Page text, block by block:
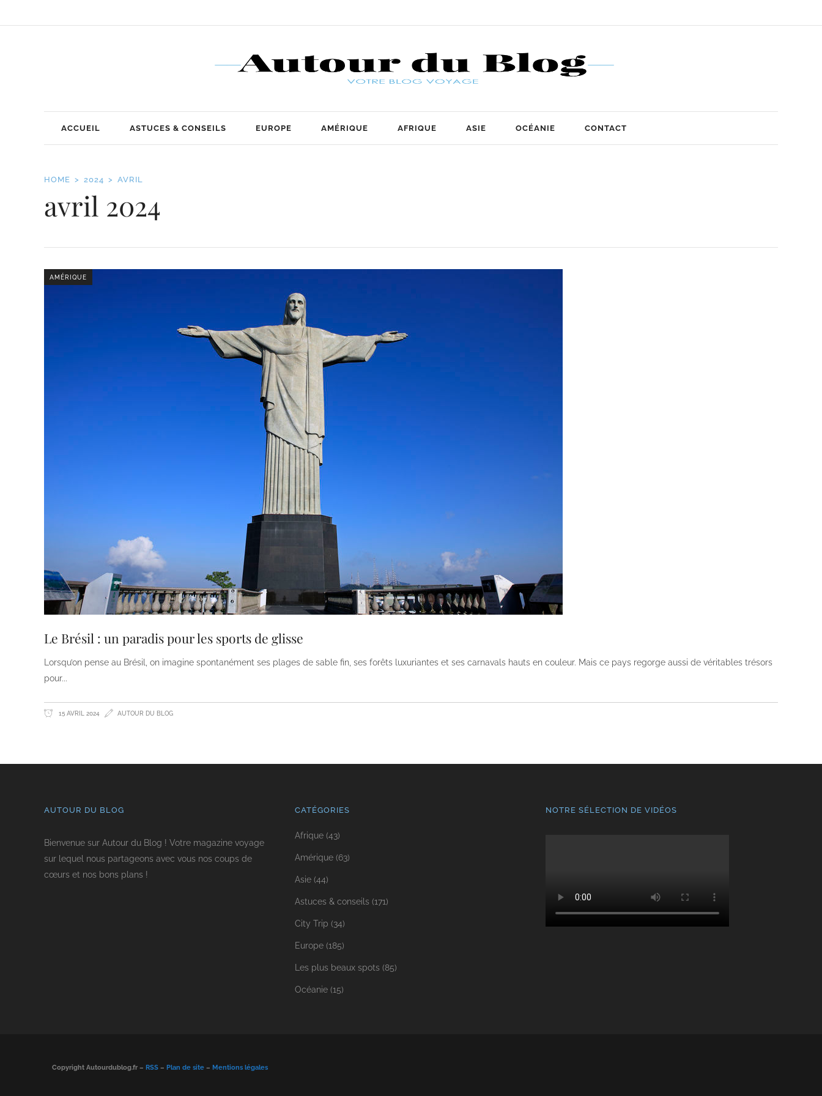
ACCUEIL ASTUCES & CONSEILS EUROPE AMÉRIQUE AFRIQUE ASIE OCÉANIE CONTACT
HOME 2024 AVRIL
avril 2024
AMÉRIQUE
Le Brésil : un paradis pour les sports de glisse
Lorsqu’on pense au Brésil, on imagine spontanément ses plages de sable fin, ses forêts luxuriantes et ses carnavals hauts en couleur. Mais ce pays regorge aussi de véritables trésors
pour
15 AVRIL 2024 AUTOUR DU BLOG
AUTOUR DU BLOG
Bienvenue sur Autour du Blog ! Votre magazine voyage
sur lequel nous partageons avec vous nos coups de
cœurs et nos bons plans !
CATÉGORIES
Afrique(43)
Amérique(63)
Asie(44)
Astuces & conseils (171)
City Trip (34)
Europe(185)
Les plus beaux spots (85)
Océanie(15)
NOTRE SÉLECTION DE VIDÉOS
Copyright Autourdublog.fr –RSS –Plan de site –Mentions légales